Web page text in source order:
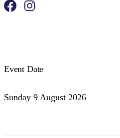
Event Date
Sunday 9 August 2026